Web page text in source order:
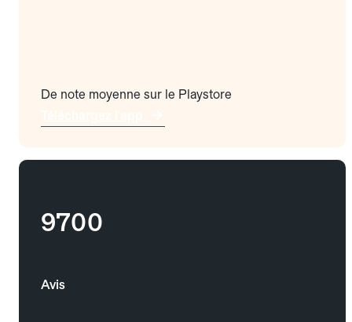
De note moyenne sur le Playstore
9700
Avis